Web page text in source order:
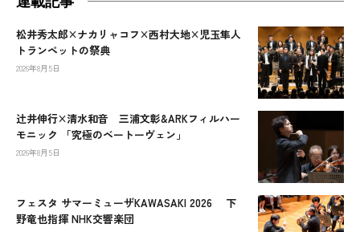
松井秀太郎×ナカリャコフ×西村大地×児玉隼人
トランペットの祭典
2026年8月5日
辻󠄀井伸行×清水和音 三浦文彰&ARKフィルハー
モニック 「究極のベートーヴェン」
2026年8月5日
フェスタ サマーミューザKAWASAKI 2026 下
野竜也指揮 NHK交響楽団